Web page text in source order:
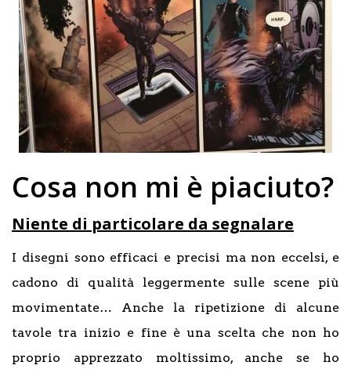
Cosa non mi è piaciuto?
Niente di particolare da segnalare
I disegni sono efficaci e precisi ma non eccelsi, e
cadono di qualità leggermente sulle scene più
movimentate… Anche la ripetizione di alcune
tavole tra inizio e fine è una scelta che non ho
proprio apprezzato moltissimo, anche se ho